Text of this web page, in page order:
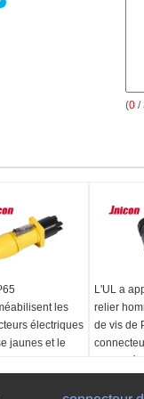
(0 /
les
électriques
jaunes et le
L'UL a
relier
de vis de